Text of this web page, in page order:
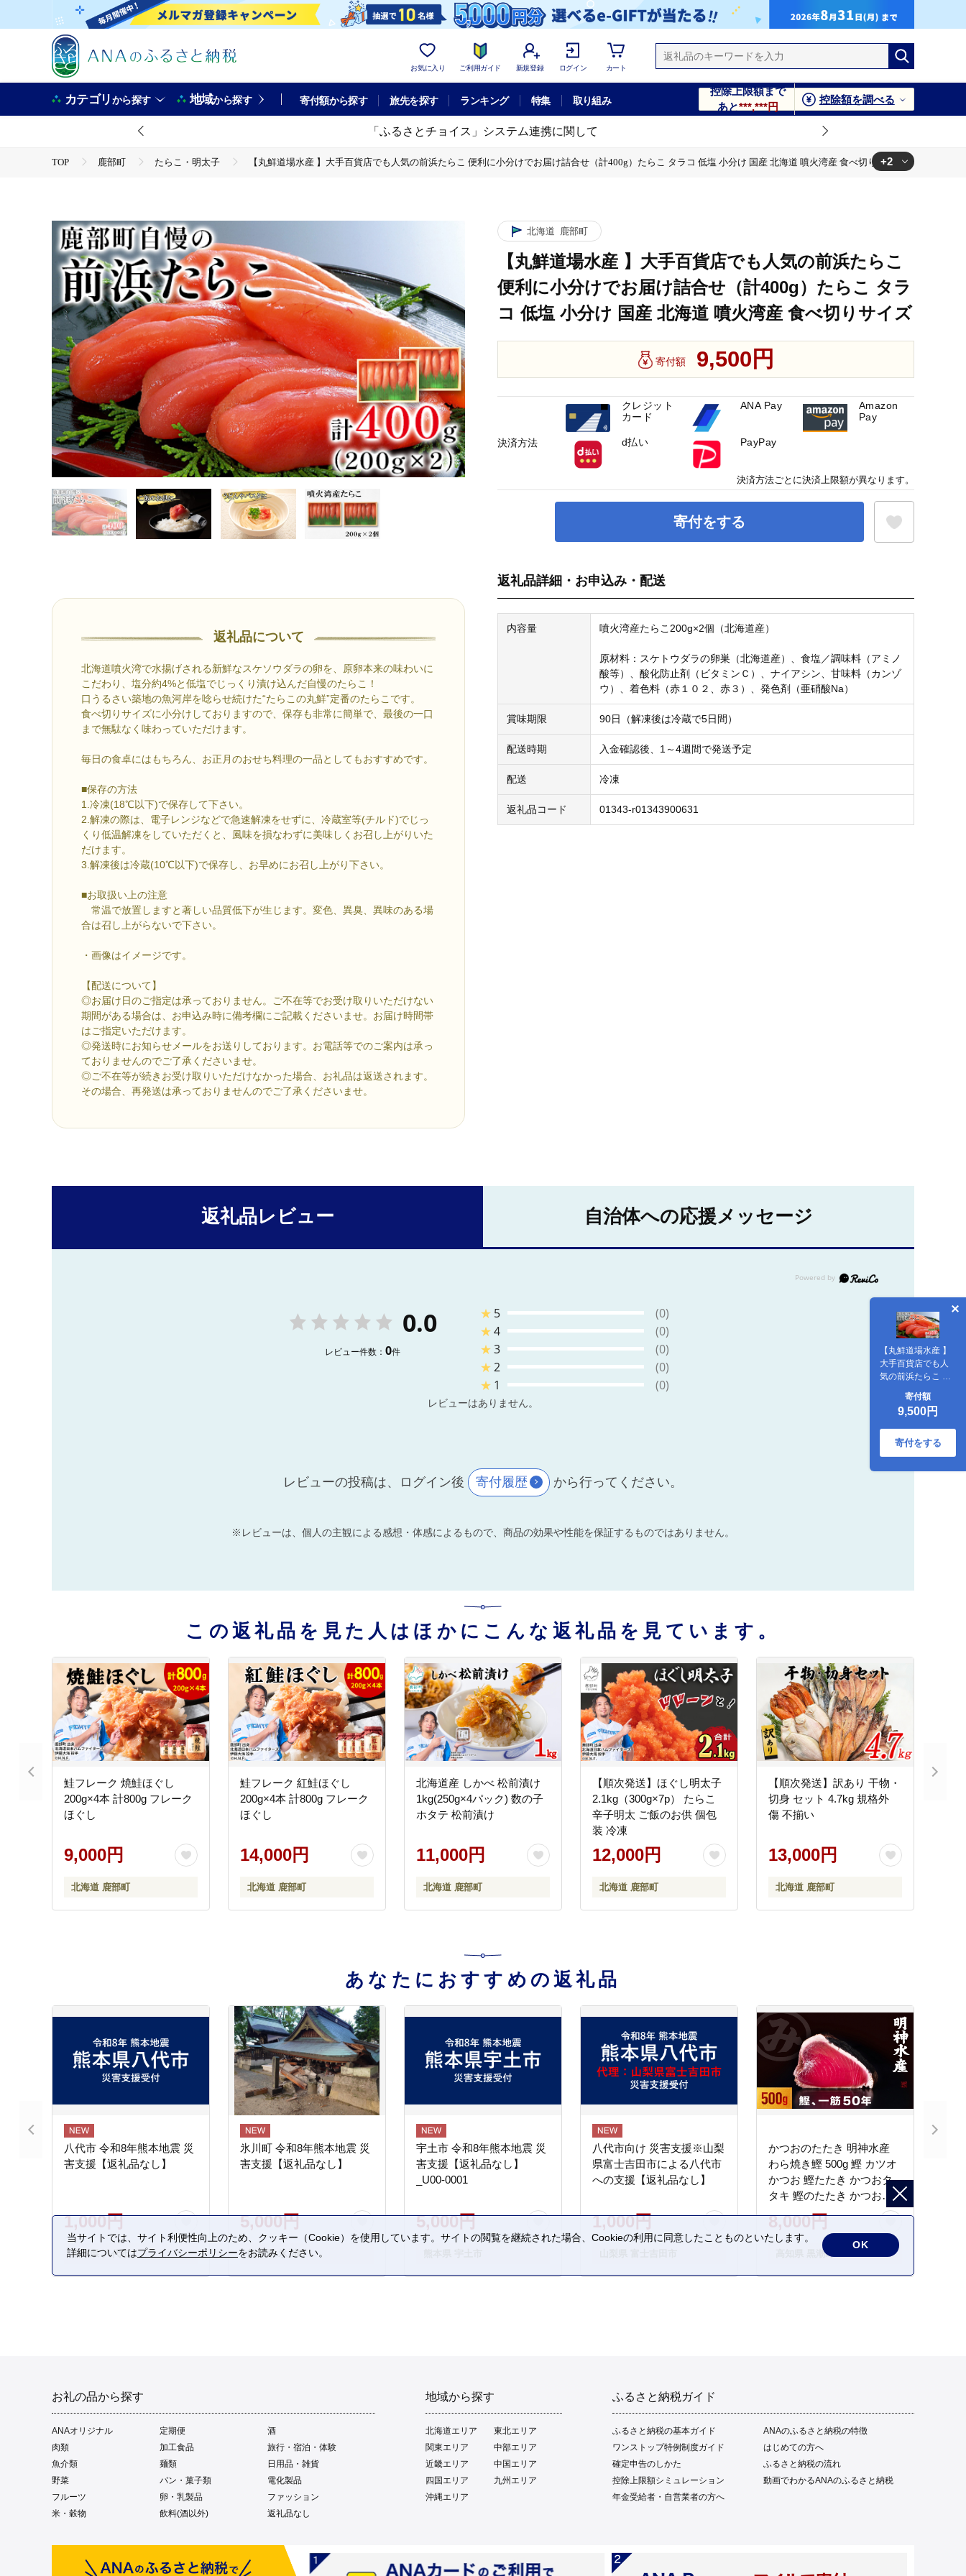
お気に入り ご利用ガイド 新規登録 ログイン カート
カテゴリから探す 地域から探す 寄付額から探す 旅先を探す ランキング 特集 取り組み
控除上限額まで
あと***,***円
控除額を調べる
「ふるさとチョイス」システム連携に関して
TOP 鹿部町 たらこ・明太子
【丸鮮道場水産 】大手百貨店でも人気の前浜たらこ 便利に小分けでお届け詰合せ（計400g）たらこ タラコ 低塩 小分け 国産 北海道 噴火湾産 食べ切りサイズ
+2
返礼品について
北海道噴火湾で水揚げされる新鮮なスケソウダラの卵を、原卵本来の味わいに
こだわり、塩分約4%と低塩でじっくり漬け込んだ自慢のたらこ！
口うるさい築地の魚河岸を唸らせ続けた“たらこの丸鮮”定番のたらこです。
食べ切りサイズに小分けしておりますので、保存も非常に簡単で、最後の一口
まで無駄なく味わっていただけます。
毎日の食卓にはもちろん、お正月のおせち料理の一品としてもおすすめです。
■保存の方法
1.冷凍(18℃以下)で保存して下さい。
2.解凍の際は、電子レンジなどで急速解凍をせずに、冷蔵室等(チルド)でじっ
くり低温解凍をしていただくと、風味を損なわずに美味しくお召し上がりいた
だけます。
3.解凍後は冷蔵(10℃以下)で保存し、お早めにお召し上がり下さい。
■お取扱い上の注意
常温で放置しますと著しい品質低下が生じます。変色、異臭、異味のある場
合は召し上がらないで下さい。
・画像はイメージです。
【配送について】
◎お届け日のご指定は承っておりません。ご不在等でお受け取りいただけない
期間がある場合は、お申込み時に備考欄にご記載くださいませ。お届け時間帯
はご指定いただけます。
◎発送時にお知らせメールをお送りしております。お電話等でのご案内は承っ
ておりませんのでご了承くださいませ。
◎ご不在等が続きお受け取りいただけなかった場合、お礼品は返送されます。
その場合、再発送は承っておりませんのでご了承くださいませ。
北海道 鹿部町
【丸鮮道場水産 】大手百貨店でも人気の前浜たらこ
便利に小分けでお届け詰合せ（計400g）たらこ タラ
コ 低塩 小分け 国産 北海道 噴火湾産 食べ切りサイズ
寄付額 9,500円
寄付をする
【丸鮮道場水産 】
大手百貨店でも人
気の前浜たらこ 便
利に小分けでお届
け詰合せ（計
400g）たらこ タラ
コ 低塩 小分け 国産
北海道 噴火湾産 食
べ切りサイズ
寄付額
9,500円
寄付をする
返礼品詳細・お申込み・配送
内容量 噴火湾産たらこ200g×2個（北海道産）
原材料：スケトウダラの卵巣（北海道産）、食塩／調味料（アミノ
酸等）、酸化防止剤（ビタミンＣ）、ナイアシン、甘味料（カンゾ
ウ）、着色料（赤１０２、赤３）、発色剤（亜硝酸Na）
賞味期限 90日（解凍後は冷蔵で5日間）
配送時期 入金確認後、1～4週間で発送予定
配送 冷凍
返礼品コード 01343-r01343900631
決済方法
クレジット
カード
ANA Pay
Amazon
Pay
d払い PayPay
決済方法ごとに決済上限額が異なります。
返礼品レビュー 自治体への応援メッセージ
0.0
レビュー件数： 0件
★ 5
(0)
★4
(0)
★3
(0)
★2
(0)
★ 1 (0)
レビューはありません。
レビューの投稿は、ログイン後 寄付履歴 から行ってください。
※レビューは、個人の主観による感想・体感によるもので、商品の効果や性能を保証するものではありません。
この返礼品を見た人はほかにこんな返礼品を見ています。
鮭フレーク 焼鮭ほぐし
200g×4本 計800g フレーク
ほぐし
9,000円
北海道 鹿部町
鮭フレーク 紅鮭ほぐし
200g×4本 計800g フレーク
ほぐし
14,000円
北海道 鹿部町
北海道産 しかべ 松前漬け
1kg(250g×4パック) 数の子
ホタテ 松前漬け
11,000円
北海道 鹿部町
【順次発送】ほぐし明太子
2.1kg（300g×7p） たらこ
辛子明太 ご飯のお供 個包
装 冷凍
12,000円
北海道 鹿部町
【順次発送】訳あり 干物・
切身 セット 4.7kg 規格外
傷 不揃い
13,000円
北海道 鹿部町
あなたにおすすめの返礼品
八代市 令和8年熊本地震 災
害支援【返礼品なし】
1,000円
熊本県 八代市
氷川町 令和8年熊本地震 災
害支援【返礼品なし】
5,000円
熊本県 氷川町
宇土市 令和8年熊本地震 災
害支援【返礼品なし】
_U00-0001
5,000円
八代市向け 災害支援※山梨
県富士吉田市による八代市
への支援【返礼品なし】
1,000円
かつおのたたき 明神水産
わら焼き鰹 500g 鰹 カツオ
かつお 鰹たたき かつおタ
タキ 鰹のたたき かつおの
タタキ 藁焼き わら焼き 魚
さかな 海鮮 刺身 お刺身 冷
凍 ご家庭用 グルメ 特産品
ご当地 本場 高知 黒潮町 ギ
フト 贈答品 人気 返礼品 ふ
8,000円
高知県 黒潮町
お礼の品から探す
ANAオリジナル 定期便
酒
肉類
加工食品
旅行・宿泊・体験
魚介類
麺類
日用品・雑貨
野菜
パン・菓子類
電化製品
フルーツ
卵・乳製品
ファッション
米・穀物
飲料(酒以外) 返礼品なし
地域から探す
北海道エリア
東北エリア
関東エリア
中部エリア
近畿エリア
中国エリア
四国エリア
九州エリア
沖縄エリア
ふるさと納税ガイド
ふるさと納税の基本ガイド
ANAのふるさと納税の特徴
ワンストップ特例制度ガイド
はじめての方へ
確定申告のしかた
ふるさと納税の流れ
控除上限額シミュレーション
動画でわかるANAのふるさと納税
年金受給者・自営業者の方へ
当サイトでは、サイト利便性向上のため、クッキー（Cookie）を使用しています。サイトの閲覧を継続された場合、Cookieの利用に同意したことものといたします。
詳細についてはプライバシーポリシーをお読みください。
OK